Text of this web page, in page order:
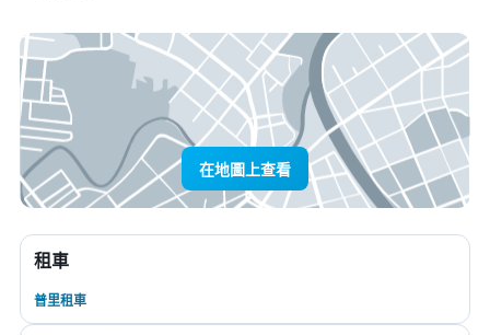
在地圖上查看
租車
普里租車